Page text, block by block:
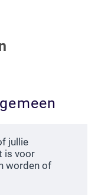
jullie
is voor
worden of